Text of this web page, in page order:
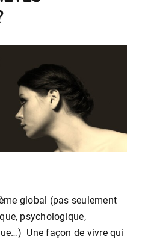
global (pas seulement
psychologique,
Une façon de vivre qui